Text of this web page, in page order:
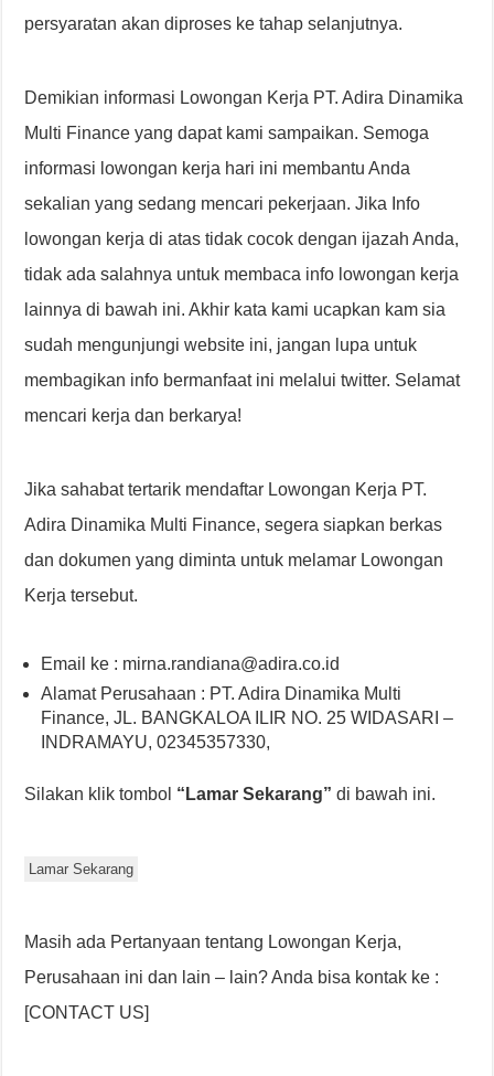
persyaratan akan diproses ke tahap selanjutnya.
Demikian informasi Lowongan Kerja PT. Adira Dinamika
Multi Finance yang dapat kami sampaikan. Semoga
informasi lowongan kerja hari ini membantu Anda
sekalian yang sedang mencari pekerjaan. Jika Info
lowongan kerja di atas tidak cocok dengan ijazah Anda,
tidak ada salahnya untuk membaca info lowongan kerja
lainnya di bawah ini. Akhir kata kami ucapkan kam sia
sudah mengunjungi website ini, jangan lupa untuk
membagikan info bermanfaat ini melalui twitter. Selamat
mencari kerja dan berkarya!
Jika sahabat tertarik mendaftar Lowongan Kerja PT.
Adira Dinamika Multi Finance, segera siapkan berkas
dan dokumen yang diminta untuk melamar Lowongan
Kerja tersebut.
Email ke : mirna.randiana@adira.co.id
Alamat Perusahaan : PT. Adira Dinamika Multi
Finance, JL. BANGKALOA ILIR NO. 25 WIDASARI –
INDRAMAYU, 02345357330,
Silakan klik tombol “Lamar Sekarang” di bawah ini.
Lamar Sekarang
Masih ada Pertanyaan tentang Lowongan Kerja,
Perusahaan ini dan lain – lain? Anda bisa kontak ke :
[CONTACT US]